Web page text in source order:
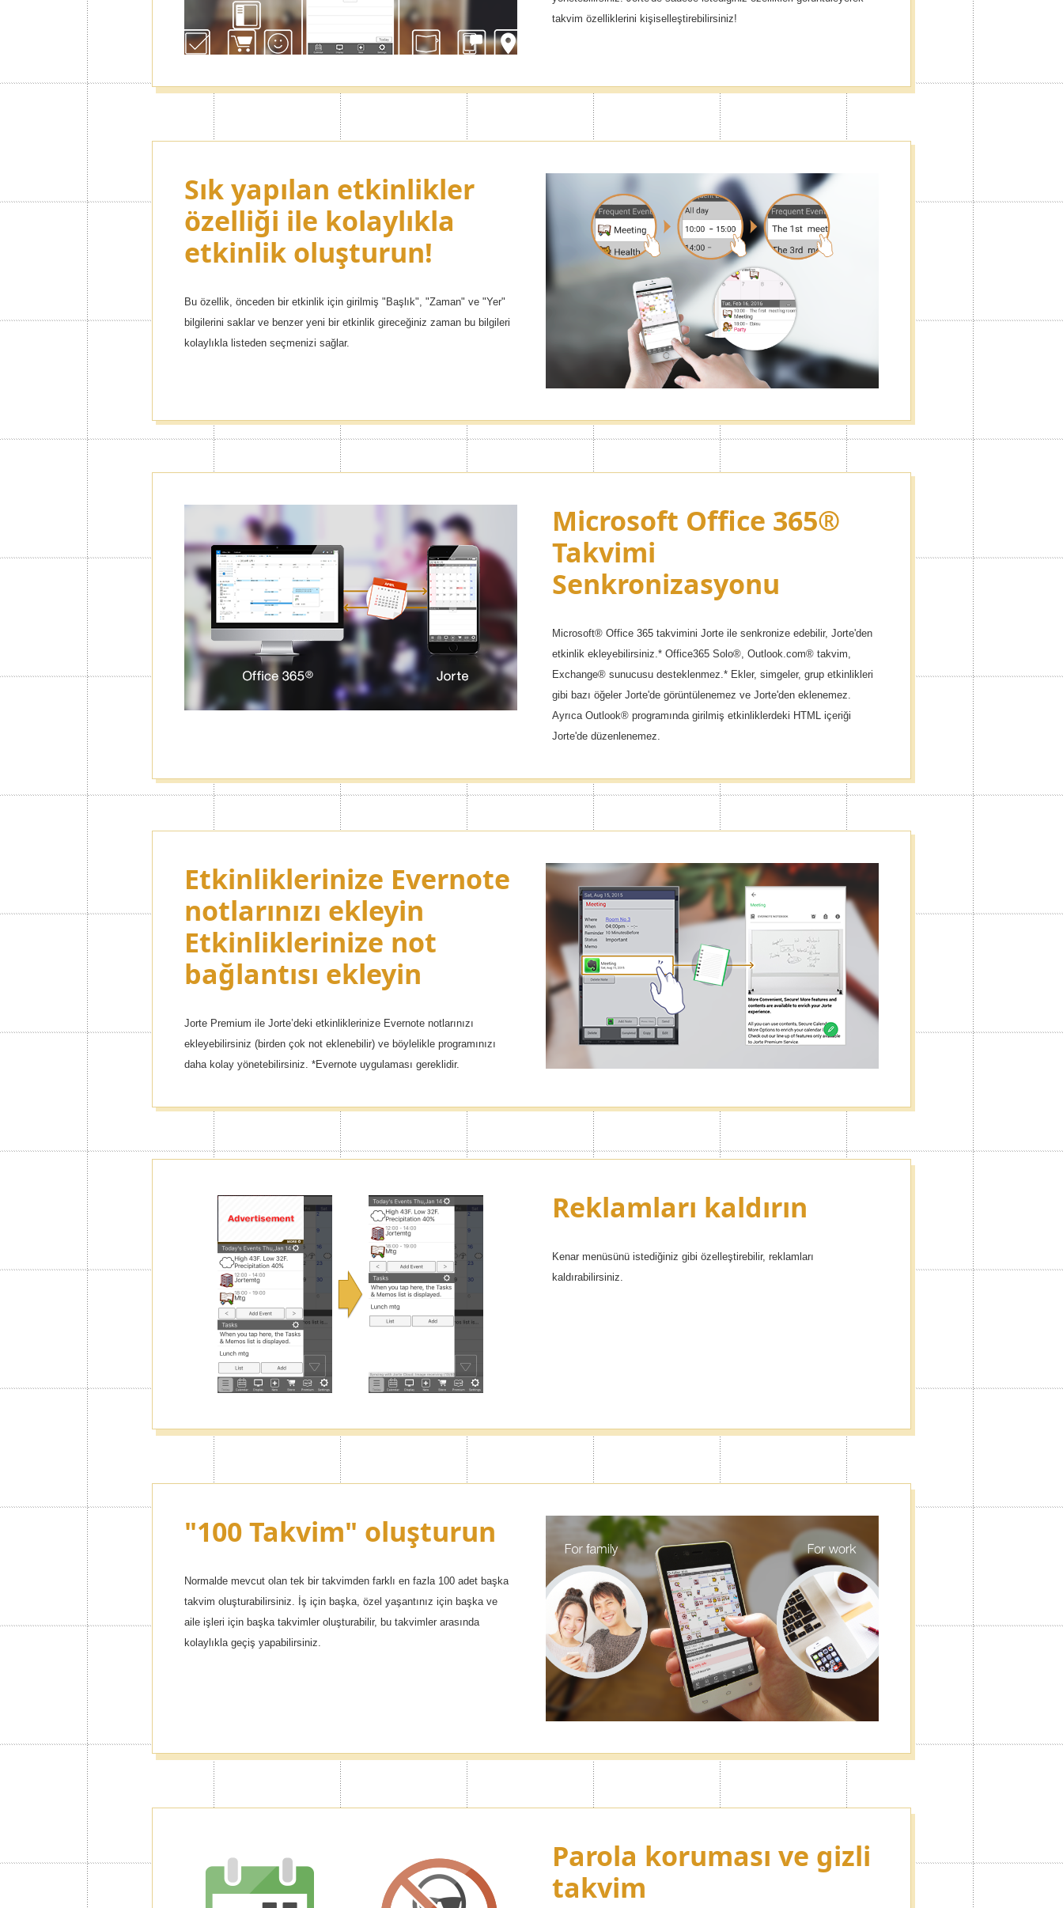
takvim özelliklerini kişiselleştirebilirsiniz!
Sık yapılan etkinlikler
özelliği ile kolaylıkla
etkinlik oluşturun!
Bu özellik, önceden bir etkinlik için girilmiş "Başlık", "Zaman" ve "Yer"
bilgilerini saklar ve benzer yeni bir etkinlik gireceğiniz zaman bu bilgileri
kolaylıkla listeden seçmenizi sağlar.
Microsoft Office 365®
Takvimi
Senkronizasyonu
Microsoft® Office 365 takvimini Jorte ile senkronize edebilir, Jorte'den
etkinlik ekleyebilirsiniz.* Office365 Solo®, Outlook.com® takvim,
Exchange® sunucusu desteklenmez.* Ekler, simgeler, grup etkinlikleri
gibi bazı öğeler Jorte'de görüntülenemez ve Jorte'den eklenemez.
Ayrıca Outlook® programında girilmiş etkinliklerdeki HTML içeriği
Jorte'de düzenlenemez.
Etkinliklerinize Evernote
notlarınızı ekleyin
Etkinliklerinize not
bağlantısı ekleyin
Jorte Premium ile Jorte’deki etkinliklerinize Evernote notlarınızı
ekleyebilirsiniz (birden çok not eklenebilir) ve böylelikle programınızı
daha kolay yönetebilirsiniz. *Evernote uygulaması gereklidir.
Reklamları kaldırın
Kenar menüsünü istediğiniz gibi özelleştirebilir, reklamları
kaldırabilirsiniz.
"100 Takvim" oluşturun
Normalde mevcut olan tek bir takvimden farklı en fazla 100 adet başka
takvim oluşturabilirsiniz. İş için başka, özel yaşantınız için başka ve
aile işleri için başka takvimler oluşturabilir, bu takvimler arasında
kolaylıkla geçiş yapabilirsiniz.
Parola koruması ve gizli
takvim
Reklamları kaldırın
Kenar menüsünü istediğiniz gibi özelleştirebilir, reklamları
kaldırabilirsiniz.
Parola koruması ve gizli
takvim
Parola koruması ile Jorte’yi başlatmak için parola ekleyebilir, istediğiniz
takvim ve günlüğü kilitleyebilirsiniz. Böylece sadece size özel randevu
ve günlük girdilerinizi başkalarının görmemesini sağlayabilirsiniz.
Premium temalar ile
Jorte'yi istediğiniz
şekilde özelleştirin!
Popüler çizgi film kahramanlarından sade ve profesyonel tasarımlara
birçok değişik tema ve içerik arasından beğendiğiniz içeriği bulmak hiç
de zor değil!